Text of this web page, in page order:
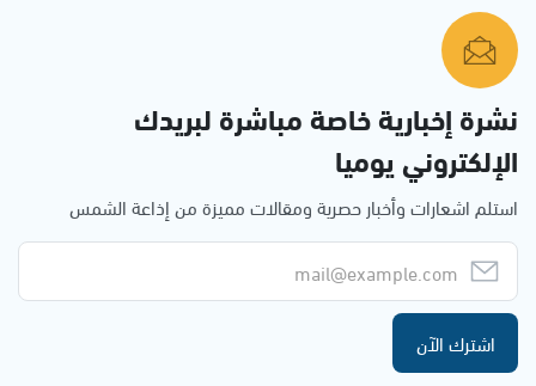
نشرة إخبارية خاصة مباشرة لبريدك
الإلكتروني يوميا
استلم اشعارات وأخبار حصرية ومقالات مميزة من إذاعة الشمس
اشترك الآن